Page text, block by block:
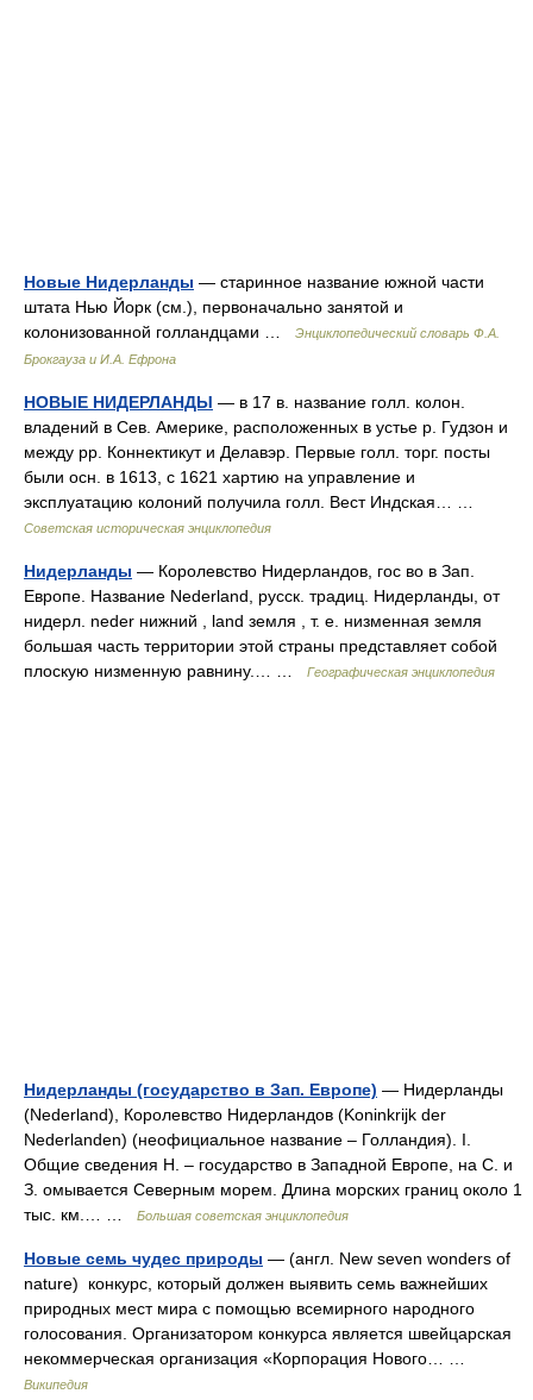
Новые Нидерланды — старинное название южной части
штата Нью Йорк (см.), первоначально занятой и
колонизованной голландцами …
Энциклопедический словарь Ф.А.
Брокгауза и И.А. Ефрона
НОВЫЕ НИДЕРЛАНДЫ — в 17 в. название голл. колон.
владений в Сев. Америке, расположенных в устье р. Гудзон и
между pp. Коннектикут и Делавэр. Первые голл. торг. посты
были осн. в 1613, с 1621 хартию на управление и
эксплуатацию колоний получила голл. Вест Индская… …
Советская историческая энциклопедия
Нидерланды — Королевство Нидерландов, гос во в Зап.
Европе. Название Nederland, русск. традиц. Нидерланды, от
нидерл. neder нижний , land земля , т. е. низменная земля
большая часть территории этой страны представляет собой
плоскую низменную равнину.… …
Географическая энциклопедия
Нидерланды (государство в Зап. Европе) — Нидерланды
(Nederland), Королевство Нидерландов (Koninkrijk der
Nederlanden) (неофициальное название ‒ Голландия). I.
Общие сведения Н. ‒ государство в Западной Европе, на С. и
З. омывается Северным морем. Длина морских границ около 1
тыс. км.… …
Большая советская энциклопедия
Новые семь чудес природы — (англ. New seven wonders of
nature) конкурс, который должен выявить семь важнейших
природных мест мира с помощью всемирного народного
голосования. Организатором конкурса является швейцарская
некоммерческая организация «Корпорация Нового… …
Википедия